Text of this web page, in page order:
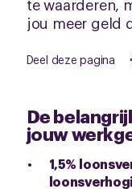
te waarderen,
jou meer geld
Deel deze pagina
De
jouw
1,5%